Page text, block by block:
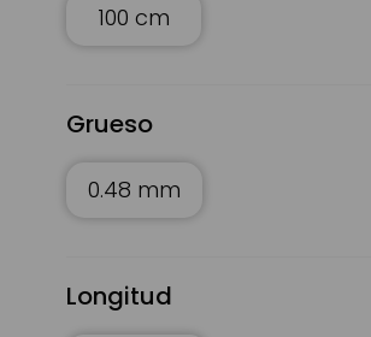
100 cm
Grueso
0.48 mm
Longitud